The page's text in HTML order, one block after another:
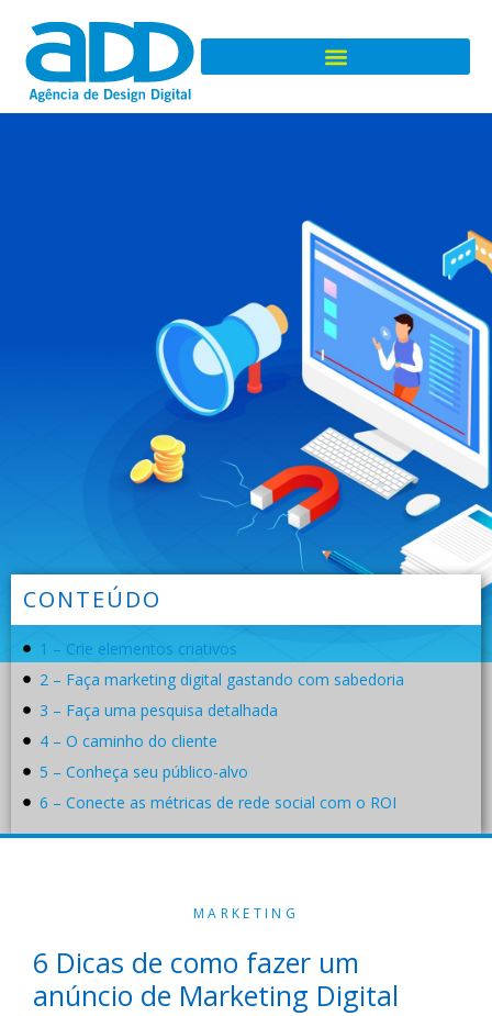
CONTEÚDO
1 – Crie elementos criativos
2 – Faça marketing digital gastando com sabedoria
3 – Faça uma pesquisa detalhada
4 – O caminho do cliente
5 – Conheça seu público-alvo
6 – Conecte as métricas de rede social com o ROI
MARKETING
6 Dicas de como fazer um
anúncio de Marketing Digital